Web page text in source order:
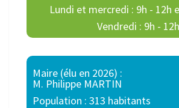
Lundi et mercredi : 9h - 12h
Vendredi : 9h - 12h
Maire (élu en 2026) :
M. Philippe MARTIN
Population : 313 habitants